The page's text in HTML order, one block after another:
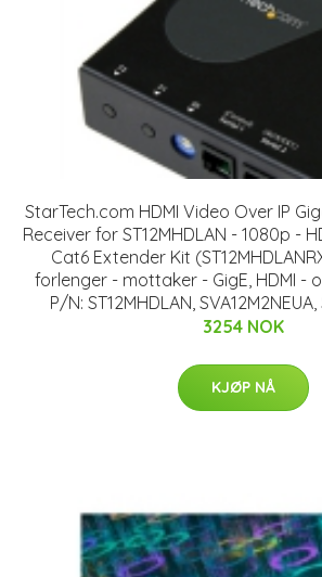
StarTech.com HDMI Video Over IP
Receiver for ST12MHDLAN - 1080p -
Cat6 Extender Kit
forlenger - mottaker - GigE, HDMI -
P/N: ST12MHDLAN,
3254 NOK
KJØP NÅ